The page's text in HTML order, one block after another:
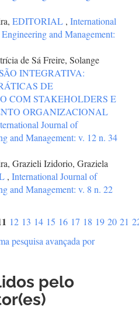
EDITORIAL , International
and Management:
de Sá Freire, Solange
INTEGRATIVA:
DE
COM STAKEHOLDERS E
ORGANIZACIONAL
Journal of
and Management: v. 12 n. 34
Grazieli Izidorio, Graziela
, International Journal of
and Management: v. 8 n. 22
12 13 14 15 16 17 18 19 20 21
pesquisa avançada por
pelo